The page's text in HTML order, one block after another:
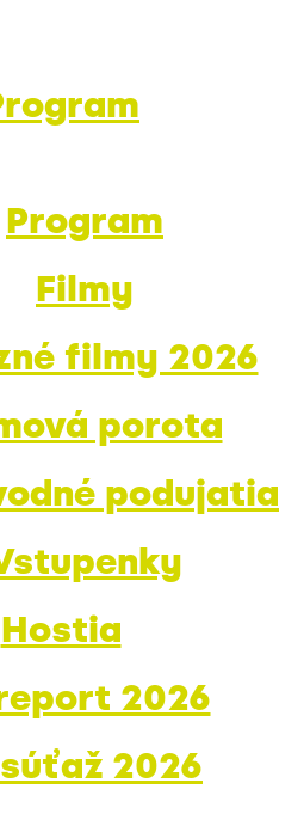
Program
Filmy
filmy 2026
porota
podujatia
Hostia
2026
2026